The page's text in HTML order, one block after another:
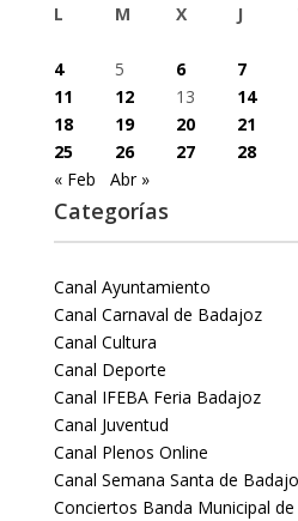
L
M X J
4
5 6 7
11
12 13 14
18
19 20 21
25
26 27 28
« Feb
Abr »
Categorías
Canal Ayuntamiento
Canal Carnaval de Badajoz
Canal Cultura
Canal Deporte
Canal IFEBA Feria Badajoz
Canal Juventud
Canal Plenos Online
Canal Semana Santa de
Conciertos Banda Municipal